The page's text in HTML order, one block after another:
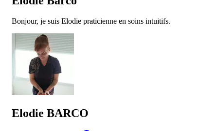
Bonjour, je suis Elodie praticienne en soins intuitifs.
Elodie BARCO